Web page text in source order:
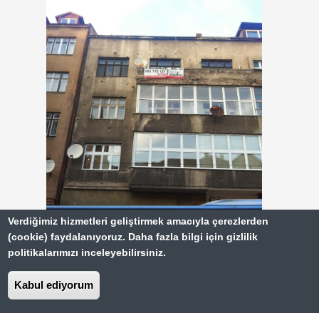
Saraybosna maceramız 2 günlüktü, sıradaki
durağımız Karadağ'ın başkenti Podgorica :)
Verdiğimiz hizmetleri geliştirmek amacıyla çerezlerden
(cookie) faydalanıyoruz. Daha fazla bilgi için gizlilik
politikalarımızı inceleyebilirsiniz.
Kabul ediyorum